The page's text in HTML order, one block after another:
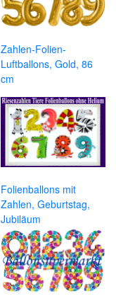
Zahlen-Folien-
Luftballons, Gold, 86
cm
Folienballons mit
Zahlen, Geburtstag,
Jubiläum